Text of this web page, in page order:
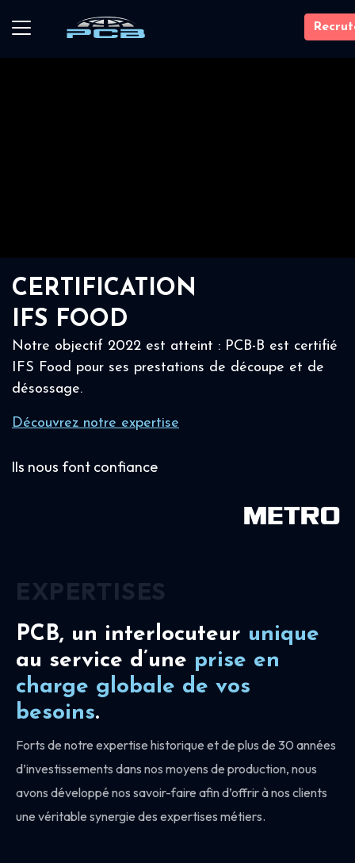
CERTIFICATION
IFS FOOD
Notre objectif 2022 est atteint : PCB-B est certifié
IFS Food pour ses prestations de découpe et de
désossage.
Découvrez notre expertise
Ils nous font confiance
PCB, un interlocuteur unique
au service d’une prise en
charge globale de vos
besoins.
Forts de notre expertise historique et de plus de 30 années
d’investissements dans nos moyens de production, nous
avons développé nos savoir-faire afin d’offrir à nos clients
une véritable synergie des expertises métiers.
EXPERTISES